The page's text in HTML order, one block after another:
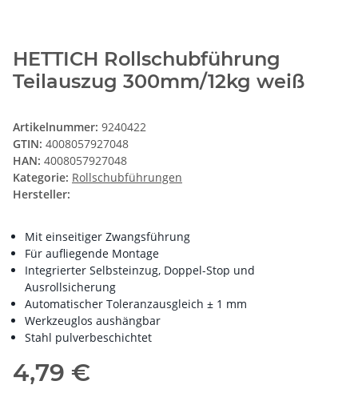
HETTICH Rollschubführung
Teilauszug 300mm/12kg weiß
Artikelnummer: 9240422
GTIN: 4008057927048
HAN: 4008057927048
Kategorie: Rollschubführungen
Hersteller:
Mit einseitiger Zwangsführung
Für aufliegende Montage
Integrierter Selbsteinzug, Doppel-Stop und
Ausrollsicherung
Automatischer Toleranzausgleich ± 1 mm
Werkzeuglos aushängbar
Stahl pulverbeschichtet
4,79 €